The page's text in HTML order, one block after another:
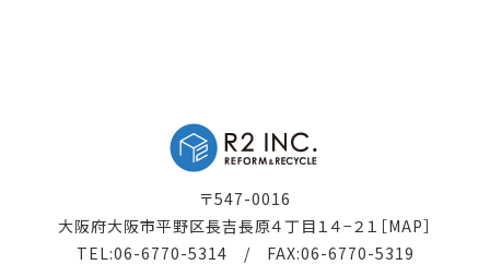
〒547-0016
大阪府大阪市平野区長吉長原４丁目１４−２１ ［MAP］
TEL:06-6770-5314 / FAX:06-6770-5319